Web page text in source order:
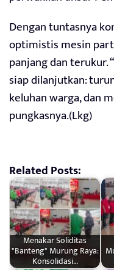
Dengan tuntasnya
optimistis mesin
panjang dan
siap dilanjutkan:
keluhan warga, dan
pungkasnya.(Lkg)
Related Posts:
Menakar Soliditas
"Banteng" Murung Raya:
Konsolidasi…